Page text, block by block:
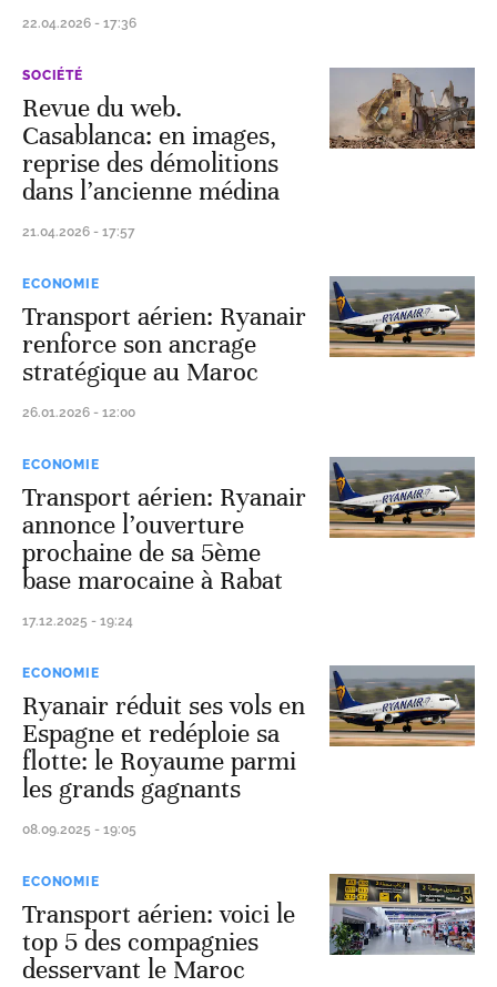
22.04.2026 - 17:36
SOCIÉTÉ
Revue du web.
Casablanca: en images,
reprise des démolitions
dans l’ancienne médina
21.04.2026 - 17:57
ECONOMIE
Transport aérien: Ryanair
renforce son ancrage
stratégique au Maroc
26.01.2026 - 12:00
ECONOMIE
Transport aérien: Ryanair
annonce l’ouverture
prochaine de sa 5ème
base marocaine à Rabat
17.12.2025 - 19:24
ECONOMIE
Ryanair réduit ses vols en
Espagne et redéploie sa
flotte: le Royaume parmi
les grands gagnants
08.09.2025 - 19:05
ECONOMIE
Transport aérien: voici le
top 5 des compagnies
desservant le Maroc